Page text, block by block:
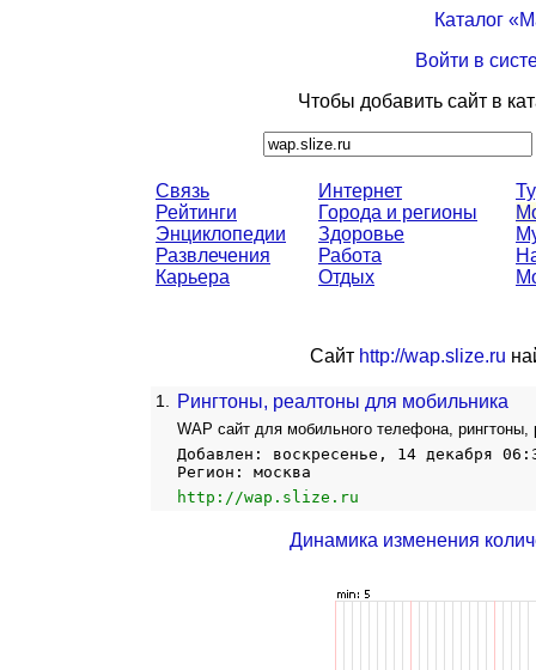
Каталог
Войти в
Чтобы добавить сайт в
Связь
Рейтинги
Энциклопедии
Развлечения
Карьера
Интернет
Города и регионы
Здоровье
Работа
Отдых
Сайт http://wap.slize.ru
1. Рингтоны, реалтоны для мобильника
WAP сайт для мобильного телефона,
Добавлен: воскресенье, 14 декабря
Регион: москва
http://wap.slize.ru
Динамика изменения